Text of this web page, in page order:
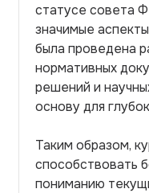
статусе совета
значимые
была проведена
нормативных
решений и
основу для
Таким образом,
способствовать
пониманию